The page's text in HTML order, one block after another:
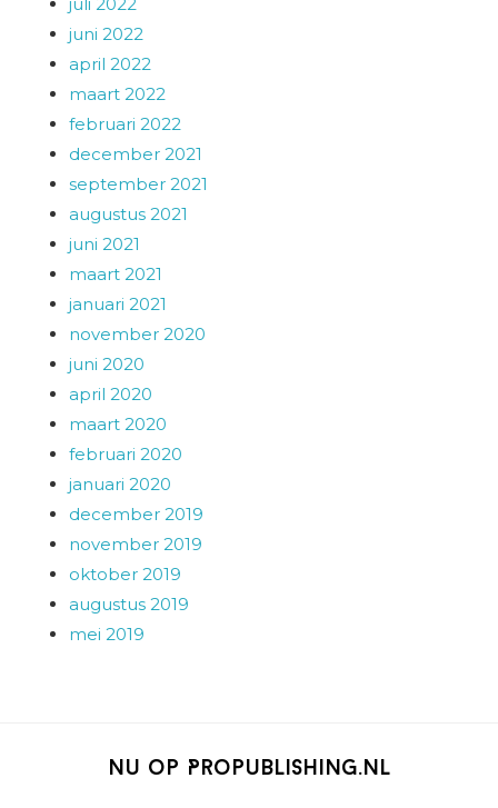
juni 2022
april 2022
maart 2022
februari 2022
december 2021
september 2021
augustus 2021
juni 2021
maart 2021
januari 2021
november 2020
juni 2020
april 2020
maart 2020
februari 2020
januari 2020
december 2019
november 2019
oktober 2019
augustus 2019
mei 2019
Nu op Propublishing.nl